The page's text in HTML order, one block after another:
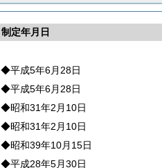
制定年月日
◆平成5年6月28日
◆平成5年6月28日
◆昭和31年2月10日
◆昭和31年2月10日
◆昭和39年10月15日
◆平成28年5月30日